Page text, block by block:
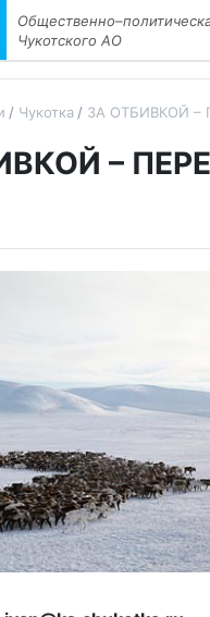
Чукотского АО
Чукотка ЗА ОТБИВКОЙ –
–